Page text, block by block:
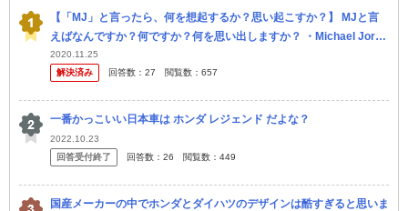
【「MJ」と言ったら、何を想起するか？思い起こすか？】 MJと言
えばなんですか？何ですか？何を思い出しますか？ ・Michael Jorda
n（マイケル ジョーダン）「NBAの伝説的ヒーロー。...
2020.11.25
解決済み
回答数： 27 閲覧数： 657
一番かっこいい日本車は ホンダ レジェンド だよな？
2022.10.23
回答受付終了
回答数： 26 閲覧数： 449
国産メーカーの中でホンダとダイハツのデザインは酷すぎると思いま